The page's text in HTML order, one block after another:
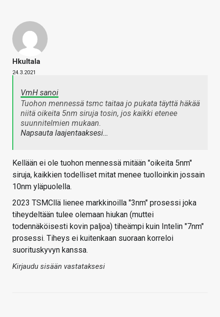
Hkultala
24.3.2021
VmH sanoi
Tuohon mennessä tsmc taitaa jo pukata täyttä häkää
niitä oikeita 5nm siruja tosin, jos kaikki etenee
suunnitelmien mukaan.
Napsauta laajentaaksesi…
Kellään ei ole tuohon mennessä mitään "oikeita 5nm"
siruja, kaikkien todelliset mitat menee tuolloinkin jossain
10nm yläpuolella.
2023 TSMCllä lienee markkinoilla "3nm" prosessi joka
tiheydeltään tulee olemaan hiukan (muttei
todennäköisesti kovin paljoa) tiheämpi kuin Intelin "7nm"
prosessi. Tiheys ei kuitenkaan suoraan korreloi
suorituskyvyn kanssa.
Kirjaudu sisään vastataksesi